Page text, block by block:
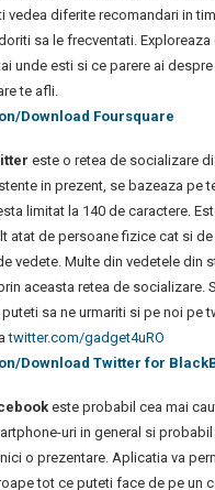
vedea diferite recomandari in
sa le frecventati.
unde esti si ce parere ai
te afli.
Download Foursquare
este o retea de socializare
in prezent, se bazeaza pe
limitat la 140 de caractere.
atat de persoane fizice cat si
vedete. Multe din vedetele din
aceasta retea de socializare.
sa ne urmariti si pe noi pe
twitter.com/gadget4uRO
Download Twitter for
este probabil cea mai
uri in general si
o prezentare. Aplicatia va
tot ce puteti face de pe un